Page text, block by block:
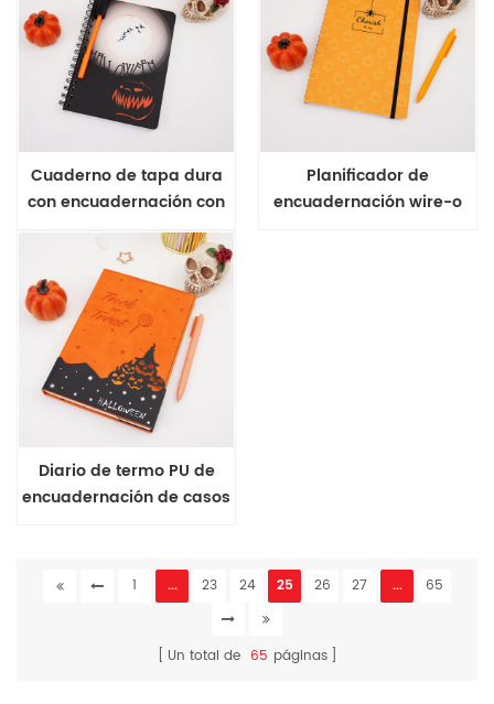
Cuaderno de tapa dura
con encuadernación con
alambre y bolígrafo de
Halloween A5
Planificador de
encuadernación wire-o
Diario de termo PU de
encuadernación de casos
1 ... 23 24 25 26 27 ... 65
Un total de 65 páginas